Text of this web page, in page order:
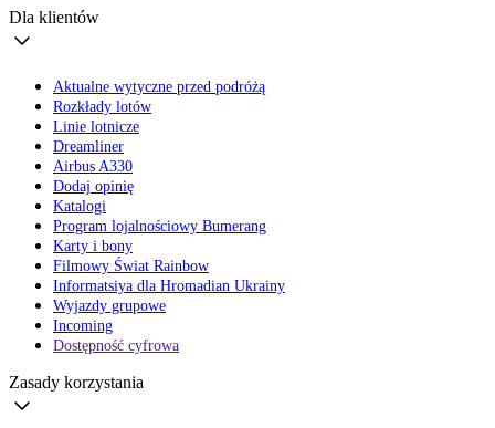
Dla klientów
Aktualne wytyczne przed podróżą
Rozkłady lotów
Linie lotnicze
Dreamliner
Airbus A330
Dodaj opinię
Katalogi
Program lojalnościowy Bumerang
Karty i bony
Filmowy Świat Rainbow
Informatsiya dla Hromadian Ukrainy
Wyjazdy grupowe
Incoming
Dostępność cyfrowa
Zasady korzystania